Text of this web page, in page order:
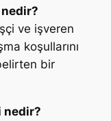
ve işveren
koşullarını
bir
nedir?